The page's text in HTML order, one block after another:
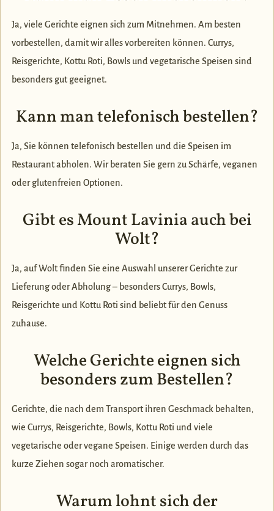
Ja, viele Gerichte eignen sich zum Mitnehmen. Am besten
vorbestellen, damit wir alles vorbereiten können. Currys,
Reisgerichte, Kottu Roti, Bowls und vegetarische Speisen sind
besonders gut geeignet.
Kann man telefonisch bestellen?
Ja, Sie können telefonisch bestellen und die Speisen im
Restaurant abholen. Wir beraten Sie gern zu Schärfe, veganen
oder glutenfreien Optionen.
Gibt es Mount Lavinia auch bei
Wolt?
Ja, auf Wolt finden Sie eine Auswahl unserer Gerichte zur
Lieferung oder Abholung – besonders Currys, Bowls,
Reisgerichte und Kottu Roti sind beliebt für den Genuss
zuhause.
Welche Gerichte eignen sich
besonders zum Bestellen?
Gerichte, die nach dem Transport ihren Geschmack behalten,
wie Currys, Reisgerichte, Bowls, Kottu Roti und viele
vegetarische oder vegane Speisen. Einige werden durch das
kurze Ziehen sogar noch aromatischer.
Warum lohnt sich der